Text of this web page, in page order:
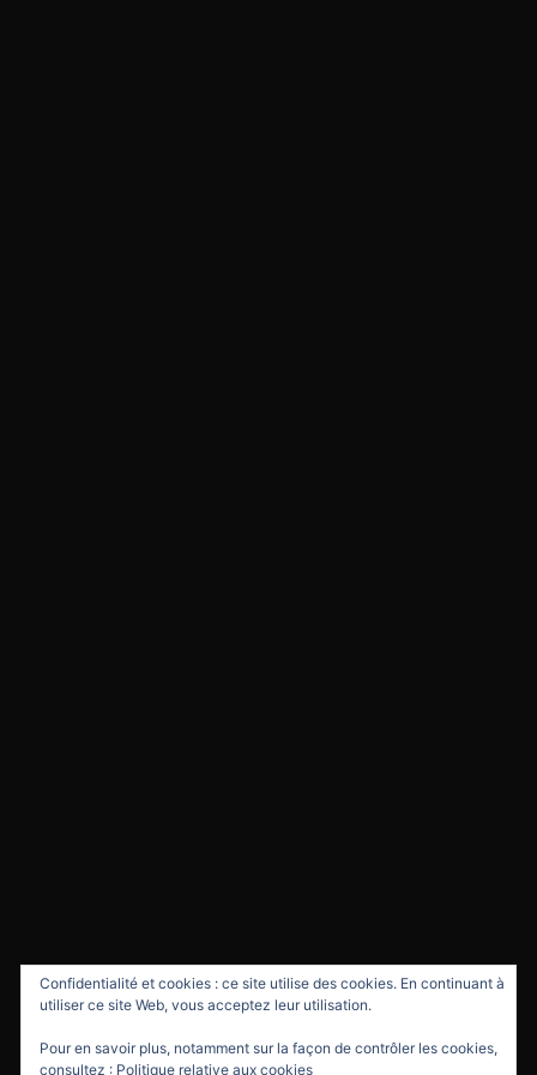
Confidentialité et cookies : ce site utilise des cookies. En continuant à
utiliser ce site Web, vous acceptez leur utilisation.
Pour en savoir plus, notamment sur la façon de contrôler les cookies,
consultez : Politique relative aux cookies